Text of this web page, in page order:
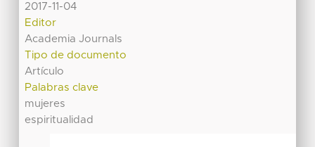
2017-11-04
Editor
Academia Journals
Tipo de documento
Artículo
Palabras clave
mujeres
espiritualidad